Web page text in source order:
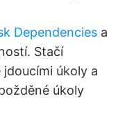
Dependencies a
Stačí
úkoly a
úkoly